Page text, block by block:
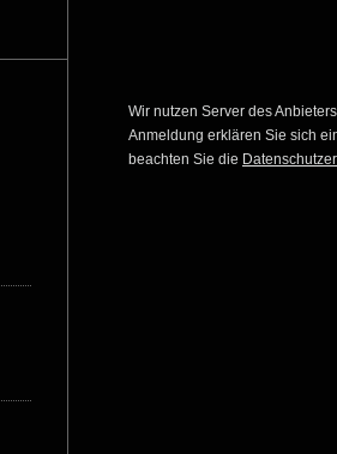
Wir nutzen Server des
Anmeldung erklären Sie sich
beachten Sie die